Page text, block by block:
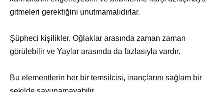
gitmeleri gerektiğini unutmamalıdırlar.
Şüpheci kişilikler, Oğlaklar arasında zaman zaman
görülebilir ve Yaylar arasında da fazlasıyla vardır.
Bu elementlerin her bir temsilcisi, inançlarını sağlam bir